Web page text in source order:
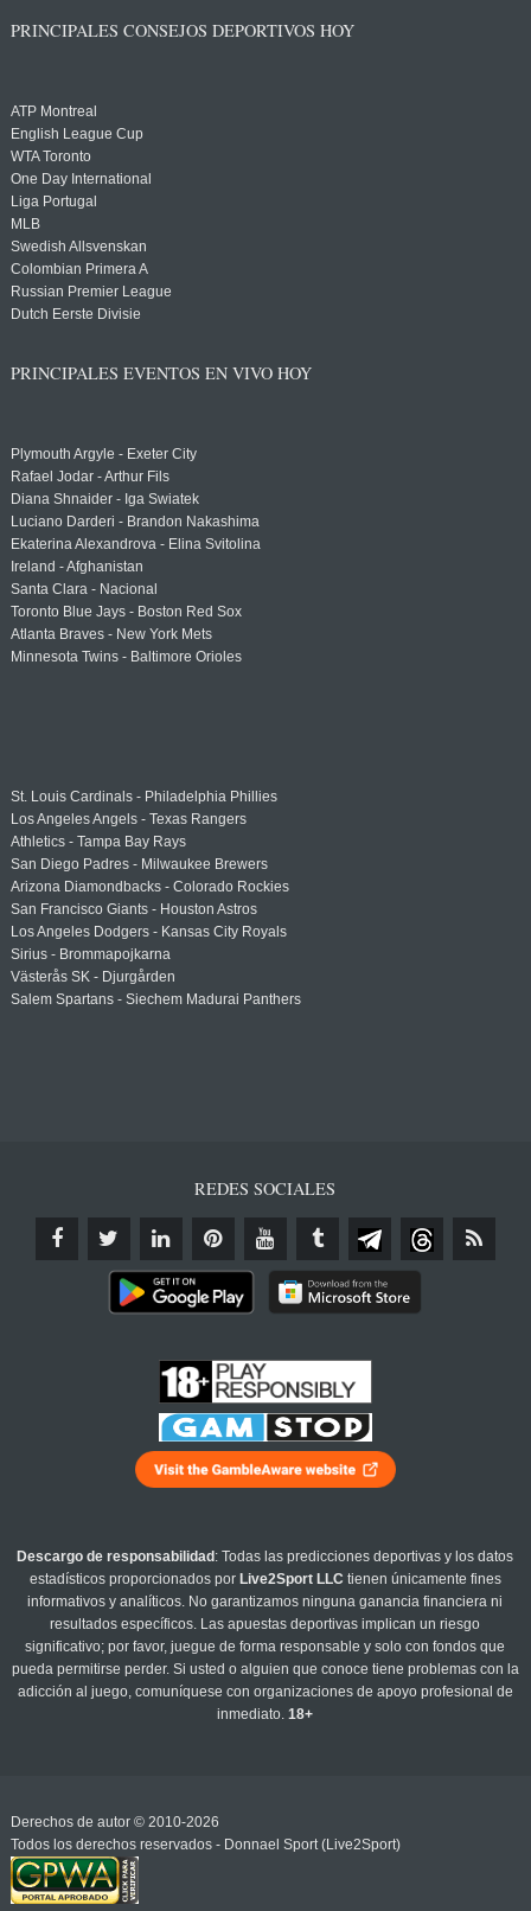
PRINCIPALES CONSEJOS DEPORTIVOS HOY
ATP Montreal
English League Cup
WTA Toronto
One Day International
Liga Portugal
MLB
Swedish Allsvenskan
Colombian Primera A
Russian Premier League
Dutch Eerste Divisie
PRINCIPALES EVENTOS EN VIVO HOY
Plymouth Argyle - Exeter City
Rafael Jodar - Arthur Fils
Diana Shnaider - Iga Swiatek
Luciano Darderi - Brandon Nakashima
Ekaterina Alexandrova - Elina Svitolina
Ireland - Afghanistan
Santa Clara - Nacional
Toronto Blue Jays - Boston Red Sox
Atlanta Braves - New York Mets
Minnesota Twins - Baltimore Orioles
St. Louis Cardinals - Philadelphia Phillies
Los Angeles Angels - Texas Rangers
Athletics - Tampa Bay Rays
San Diego Padres - Milwaukee Brewers
Arizona Diamondbacks - Colorado Rockies
San Francisco Giants - Houston Astros
Los Angeles Dodgers - Kansas City Royals
Sirius - Brommapojkarna
Västerås SK - Djurgården
Salem Spartans - Siechem Madurai Panthers
REDES SOCIALES
Descargo de responsabilidad : Todas las predicciones deportivas y los datos
estadísticos proporcionados por Live2Sport LLC tienen únicamente fines
informativos y analíticos. No garantizamos ninguna ganancia financiera ni
resultados específicos. Las apuestas deportivas implican un riesgo
significativo; por favor, juegue de forma responsable y solo con fondos que
pueda permitirse perder. Si usted o alguien que conoce tiene problemas con la
adicción al juego, comuníquese con organizaciones de apoyo profesional de
inmediato.18+
Derechos de autor © 2010-2026
Todos los derechos reservados - Donnael Sport (Live2Sport)